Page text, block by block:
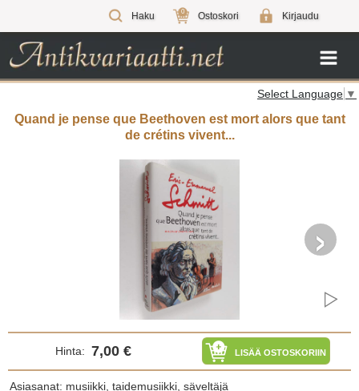
Haku 0 Ostoskori Kirjaudu
Select Language ▼
Quand je pense que Beethoven est mort alors que tant
de crétins vivent...
›
Hinta: 7,00 € LISÄÄ OSTOSKORIIN
Asiasanat: musiikki, taidemusiikki, säveltäjä